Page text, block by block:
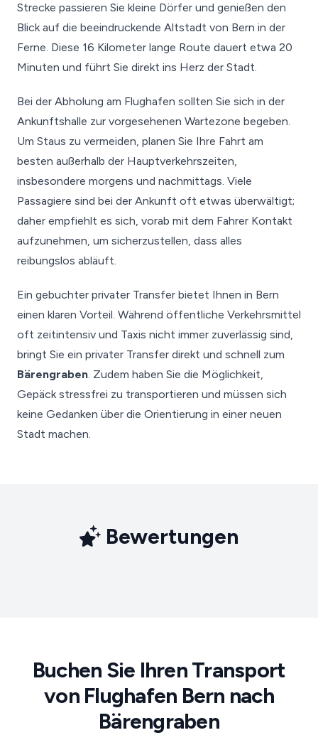
Strecke passieren Sie kleine Dörfer und genießen den
Blick auf die beeindruckende Altstadt von Bern in der
Ferne. Diese 16 Kilometer lange Route dauert etwa 20
Minuten und führt Sie direkt ins Herz der Stadt.
Bei der Abholung am Flughafen sollten Sie sich in der
Ankunftshalle zur vorgesehenen Wartezone begeben.
Um Staus zu vermeiden, planen Sie Ihre Fahrt am
besten außerhalb der Hauptverkehrszeiten,
insbesondere morgens und nachmittags. Viele
Passagiere sind bei der Ankunft oft etwas überwältigt;
daher empfiehlt es sich, vorab mit dem Fahrer Kontakt
aufzunehmen, um sicherzustellen, dass alles
reibungslos abläuft.
Ein gebuchter privater Transfer bietet Ihnen in Bern
einen klaren Vorteil. Während öffentliche Verkehrsmittel
oft zeitintensiv und Taxis nicht immer zuverlässig sind,
bringt Sie ein privater Transfer direkt und schnell zum
Bärengraben. Zudem haben Sie die Möglichkeit,
Gepäck stressfrei zu transportieren und müssen sich
keine Gedanken über die Orientierung in einer neuen
Stadt machen.
Bewertungen
Buchen Sie Ihren Transport
von Flughafen Bern nach
Bärengraben